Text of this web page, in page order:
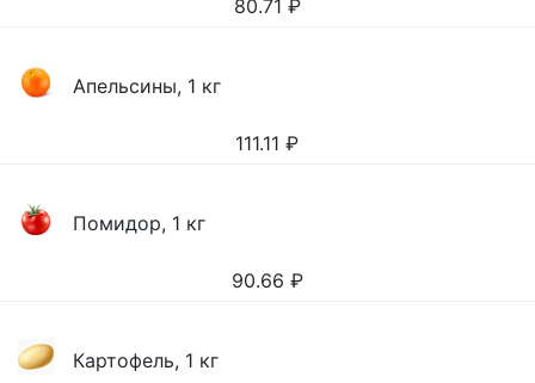
80.71 ₽
Апельсины, 1 кг
111.11 ₽
Помидор, 1 кг
90.66 ₽
Картофель, 1 кг